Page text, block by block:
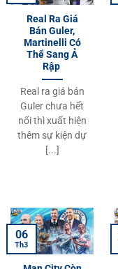
Real Ra Giá
Bán Guler,
Martinelli Có
Thể Sang Ả
Rập
Real ra giá bán
Guler chưa hết
nổi thì xuất hiện
thêm sự kiện dự
[...]
06
Th3